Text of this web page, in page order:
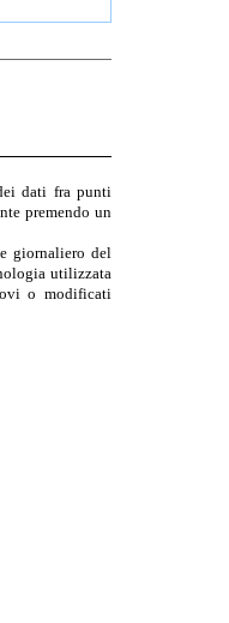
dati fra punti
premendo un
giornaliero del
utilizzata
o modificati